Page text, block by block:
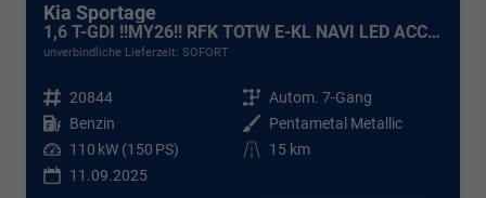
Kia Sportage
1,6 T-GDI !!MY26!! RFK TOTW E-KL NAVI LED ACC SOFORT !!!
unverbindliche Lieferzeit: SOFORT
Fahrzeugnr. 20844 Getriebe Autom. 7-Gang
Kraftstoff Benzin Außenfarbe
Pentametal Metallic
Leistung 110 kW (150 PS) Kilometerstand
15 km
11.09.2025